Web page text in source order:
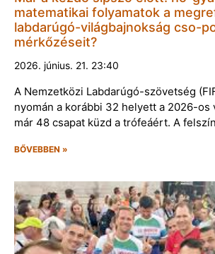
matematikai folyamatok a
labdarúgó-világbajnokság cso-
mérkőzéseit?
2026. június. 21. 23:40
A Nemzetközi Labdarúgó-szövetség
nyomán a korábbi 32 helyett a 2026-os
már 48 csapat küzd a trófeáért. A
BŐVEBBEN »